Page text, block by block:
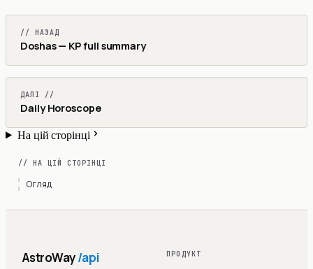
// НАЗАД
Doshas — KP full summary
ДАЛІ //
Daily Horoscope
На цій сторінці
// НА ЦІЙ СТОРІНЦІ
Огляд
AstroWay/api ПРОДУКТ